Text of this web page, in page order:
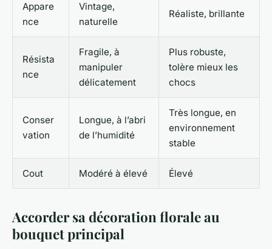
Appare
nce
Vintage,
naturelle
Réaliste, brillante
Résista
nce
Fragile, à
manipuler
délicatement
Plus robuste,
tolère mieux les
chocs
Conser
vation
Longue, à l’abri
de l’humidité
Très longue, en
environnement
stable
Cout Modéré à élevé Élevé
Accorder sa décoration florale au
bouquet principal